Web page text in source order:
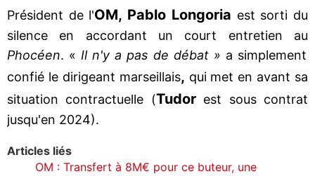
Président de l'OM, Pablo Longoria est sorti du
silence en accordant un court entretien au
Phocéen. « Il n'y a pas de débat » a simplement
confié le dirigeant marseillais, qui met en avant sa
situation contractuelle (Tudorest sous contrat
jusqu'en 2024).
Articles liés
OM : Transfert à 8M€ pour ce buteur, une